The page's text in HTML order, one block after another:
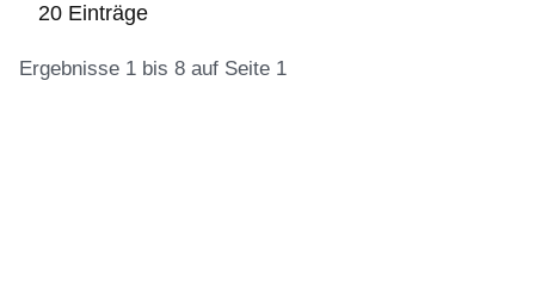
20 Einträge
Ergebnisse 1 bis 8 auf Seite 1